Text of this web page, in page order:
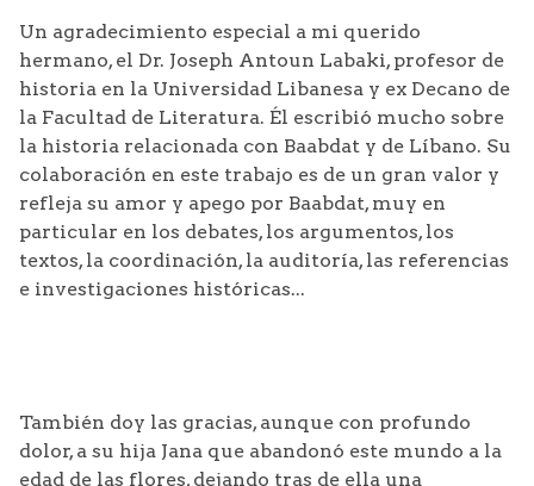
Un agradecimiento especial a mi querido
hermano, el Dr. Joseph Antoun Labaki, profesor de
historia en la Universidad Libanesa y ex Decano de
la Facultad de Literatura. Él escribió mucho sobre
la historia relacionada con Baabdat y de Líbano. Su
colaboración en este trabajo es de un gran valor y
refleja su amor y apego por Baabdat, muy en
particular en los debates, los argumentos, los
textos, la coordinación, la auditoría, las referencias
e investigaciones históricas...
También doy las gracias, aunque con profundo
dolor, a su hija Jana que abandonó este mundo a la
edad de las flores, dejando tras de ella una